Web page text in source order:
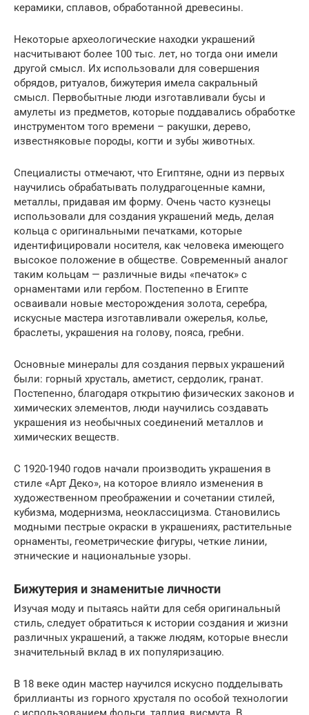
керамики, сплавов, обработанной древесины.
Некоторые археологические находки украшений
насчитывают более 100 тыс. лет, но тогда они имели
другой смысл. Их использовали для совершения
обрядов, ритуалов, бижутерия имела сакральный
смысл. Первобытные люди изготавливали бусы и
амулеты из предметов, которые поддавались обработке
инструментом того времени – ракушки, дерево,
известняковые породы, когти и зубы животных.
Специалисты отмечают, что Египтяне, одни из первых
научились обрабатывать полудрагоценные камни,
металлы, придавая им форму. Очень часто кузнецы
использовали для создания украшений медь, делая
кольца с оригинальными печатками, которые
идентифицировали носителя, как человека имеющего
высокое положение в обществе. Современный аналог
таким кольцам — различные виды «печаток» с
орнаментами или гербом. Постепенно в Египте
осваивали новые месторождения золота, серебра,
искусные мастера изготавливали ожерелья, колье,
браслеты, украшения на голову, пояса, гребни.
Основные минералы для создания первых украшений
были: горный хрусталь, аметист, сердолик, гранат.
Постепенно, благодаря открытию физических законов и
химических элементов, люди научились создавать
украшения из необычных соединений металлов и
химических веществ.
С 1920-1940 годов начали производить украшения в
стиле «Арт Деко», на которое влияло изменения в
художественном преображении и сочетании стилей,
кубизма, модернизма, неоклассицизма. Становились
модными пестрые окраски в украшениях, растительные
орнаменты, геометрические фигуры, четкие линии,
этнические и национальные узоры.
Бижутерия и знаменитые личности
Изучая моду и пытаясь найти для себя оригинальный
стиль, следует обратиться к истории создания и жизни
различных украшений, а также людям, которые внесли
значительный вклад в их популяризацию.
В 18 веке один мастер научился искусно подделывать
бриллианты из горного хрусталя по особой технологии